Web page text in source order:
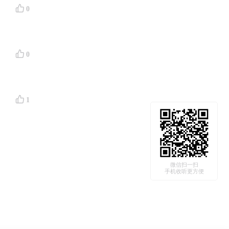
0
0
1
微信扫一扫
手机收听更方便